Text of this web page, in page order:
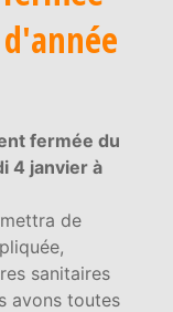
fermée du
4 janvier à
de
sanitaires
avons toutes